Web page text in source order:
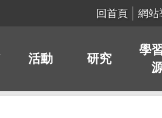
回首頁 網站
活動 研究
學